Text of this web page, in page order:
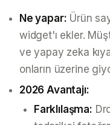
Ne yapar: Ürün
widget'ı ekler.
ve yapay zeka
onların üzerine
2026 Avantajı:
Farklılaşma: